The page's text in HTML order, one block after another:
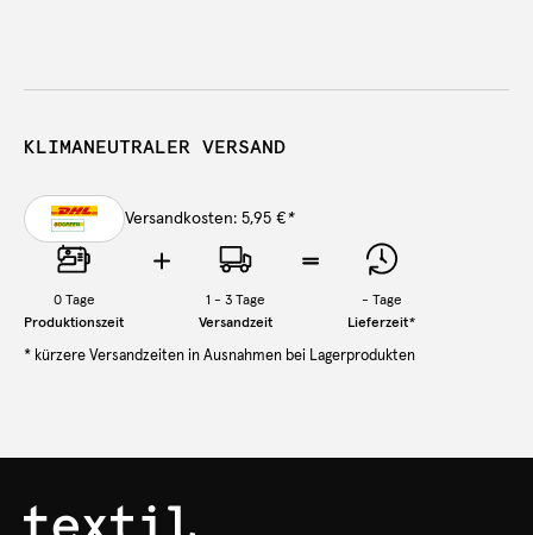
KLIMANEUTRALER VERSAND
Versandkosten: 5,95 €*
0Tage
Produktionszeit
1 - 3 Tage
Versandzeit
- Tage
Lieferzeit*
* kürzere Versandzeiten in Ausnahmen bei Lagerprodukten